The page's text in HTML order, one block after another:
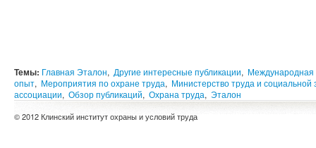
Темы: Главная Эталон, Другие интересные публикации, Международная
опыт, Мероприятия по охране труда, Министерство труда и
ассоциации, Обзор публикаций, Охрана труда, Эталон
© 2012 Клинский институт охраны и условий труда